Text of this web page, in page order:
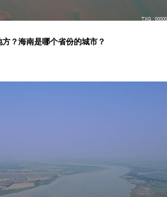
？海南是哪个省份的城市？